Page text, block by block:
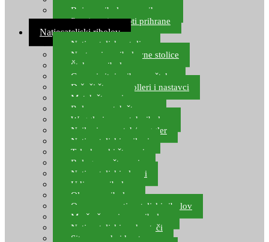
Boje za ribolovnu prihranu
Provjereni recepti prihrane
Natjecateljski ribolov
Natjecateljske stolice
Nastavci za ribolovne stolice
Šteke za ribolov
Gume i sitni pribor za šteku
Držači štapova rolleri i nastavci
Match štapovi
Role za match štapove
Waggleri za match ribolov
Najloni za match/waggler
Natjecateljski najloni
Teleskopski štapovi
Bolognese štapovi
Natjecateljski plovci
Udice za ribolov
Olovo za ribolov
Oprema za natjecateljski ribolov
Mreže čuvarice za ribolov
Natjecateljski podmetači
Sito, posude i kante